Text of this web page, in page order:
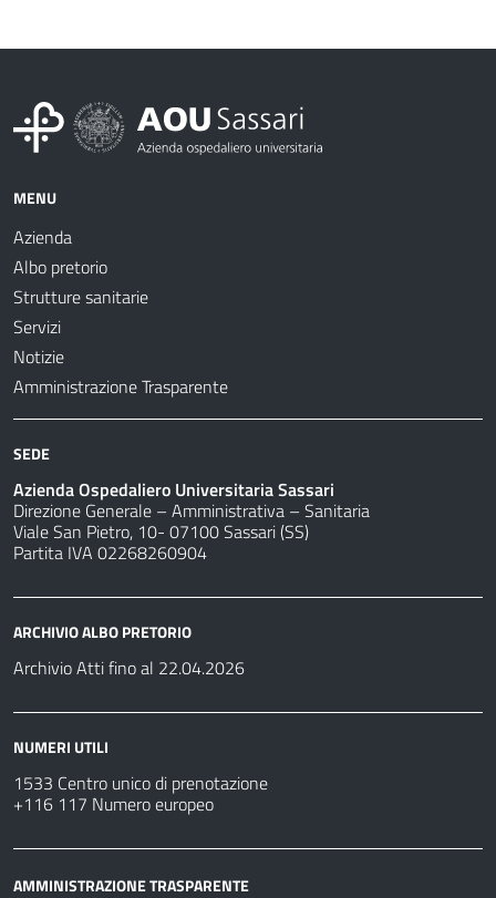
MENU
Azienda
Albo pretorio
Strutture sanitarie
Servizi
Notizie
Amministrazione Trasparente
SEDE
Azienda Ospedaliero Universitaria Sassari
Direzione Generale – Amministrativa – Sanitaria
Viale San Pietro, 10- 07100 Sassari (SS)
Partita IVA 02268260904
ARCHIVIO ALBO PRETORIO
Archivio Atti fino al 22.04.2026
NUMERI UTILI
1533 Centro unico di prenotazione
+116 117 Numero europeo
AMMINISTRAZIONE TRASPARENTE